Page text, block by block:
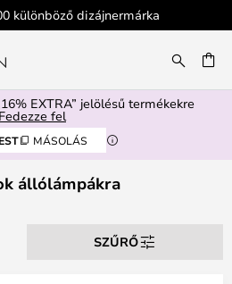
Biztonságos
EXTRA” jelölésű termékekre
fel
MÁSOLÁS
állólámpákra
SZŰRŐ